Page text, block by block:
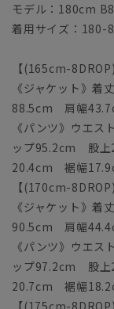
モデル：180cm
着用サイズ：180-
【(165cm-
《ジャケット》
88.5cm 肩幅
《パンツ》ウエ
ップ95.2cm 股
20.4cm 裾幅
【(170cm-
《ジャケット》
90.5cm 肩幅
《パンツ》ウエ
ップ97.2cm 股
20.7cm 裾幅